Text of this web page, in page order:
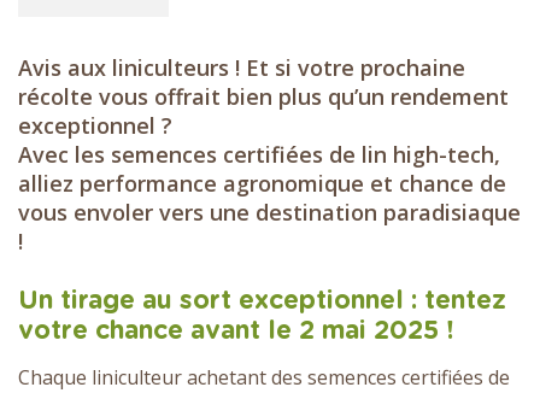
Avis aux liniculteurs ! Et si votre prochaine
récolte vous offrait bien plus qu’un rendement
exceptionnel ?
Avec les semences certifiées de lin high-tech,
alliez performance agronomique et chance de
vous envoler vers une destination paradisiaque
!
Un tirage au sort exceptionnel : tentez
votre chance avant le 2 mai 2025 !
Chaque liniculteur achetant des semences certifiées de